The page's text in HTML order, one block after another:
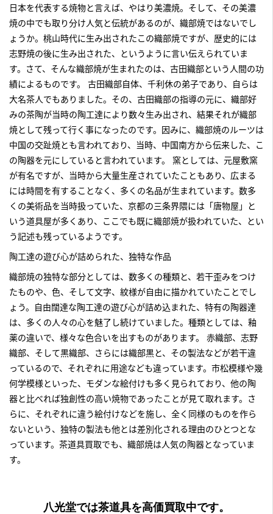
日本を代表する焼物と言えば、やはり美濃焼。そして、その美濃
焼の中でも取り分け人気と伝統があるのが、織部焼ではないでし
ょうか。桃山時代に生み出されたこの織部焼ですが、歴史的には
志野焼の後に生み出された、というように言い伝えられていま
す。さて、そんな織部焼が生まれたのは、古田織部という人間の功
績によるものです。 古田織部自体、千利休の弟子であり、自らは
大名茶人でもありました。その、古田織部の指導の元に、織部好
みの茶陶が当時の陶工達により数々生み出され、結果それが織部
焼として残って行く事になったのです。因みに、織部焼のルーツは
中国の交趾焼とも言われており、当時、中国南方から伝来した、こ
の陶器を元にしていると言われています。 窯としては、元屋敷窯
が有名ですが、当時から大量生産されていたこともあり、広まる
には時間を有することなく、多くの名品が生まれています。数多
くの美術品を当時扱っていた、京都の三条界隈には「唐物屋」と
いう道具屋が多くあり、ここでも既に織部焼が扱われていた、とい
う記述も残っているようです。
陶工達の遊び心が詰められた、独特な作品
織部焼の独特な部分としては、数多くの種類と、若干歪みをつけ
たものや、色、そして文字、紋様が自由に描かれていたことでし
ょう。自由闊達な陶工達の遊び心が詰め込まれた、特有の陶器達
は、多くの人々の心を魅了し続けていました。種類としては、釉
薬の違いで、様々な色合いを出すものがあります。 赤織部、志野
織部、そして黒織部、さらには織部黒と、その製法などが若干違
っているので、それぞれに用途なども違っています。市松模様や幾
何学模様といった、モダンな絵付けも多く見られており、他の陶
器と比べれば独創性の高い焼物であったことが見て取れます。さ
らに、それぞれに違う絵付けなどを施し、全く同様のものを作ら
ないという、独特の製法も他とは差別化される理由のひとつとな
っています。 茶道具買取でも、織部焼は人気の陶器となっていま
す。
八光堂では茶道具を高価買取中です。